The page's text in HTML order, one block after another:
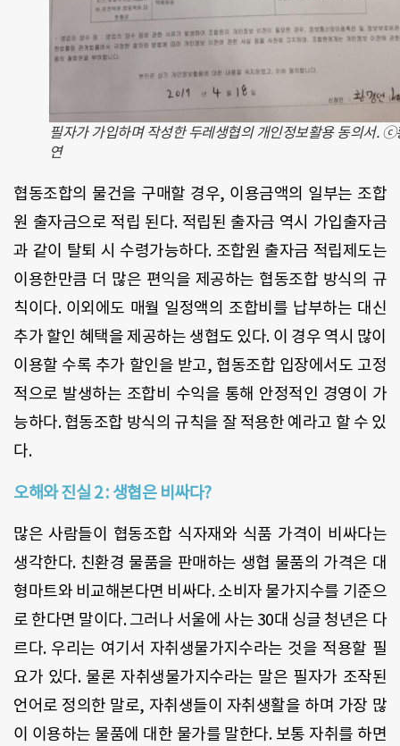
필자가 가입하며 작성한 두레생협의 개인정보활용 동의서. ⓒ
연
협동조합의 물건을 구매할 경우, 이용금액의 일부는 조합
원 출자금으로 적립 된다. 적립된 출자금 역시 가입출자금
과 같이 탈퇴 시 수령가능하다. 조합원 출자금 적립제도는
이용한만큼 더 많은 편익을 제공하는 협동조합 방식의 규
칙이다. 이외에도 매월 일정액의 조합비를 납부하는 대신
추가 할인 혜택을 제공하는 생협도 있다. 이 경우 역시 많이
이용할 수록 추가 할인을 받고, 협동조합 입장에서도 고정
적으로 발생하는 조합비 수익을 통해 안정적인 경영이 가
능하다. 협동조합 방식의 규칙을 잘 적용한 예라고 할 수 있
다.
오해와 진실 2 : 생협은 비싸다?
많은 사람들이 협동조합 식자재와 식품 가격이 비싸다는
생각한다. 친환경 물품을 판매하는 생협 물품의 가격은 대
형마트와 비교해본다면 비싸다. 소비자 물가지수를 기준으
로 한다면 말이다. 그러나 서울에 사는 30대 싱글 청년은 다
르다. 우리는 여기서 자취생물가지수라는 것을 적용할 필
요가 있다. 물론 자취생물가지수라는 말은 필자가 조작된
언어로 정의한 말로, 자취생들이 자취생활을 하며 가장 많
이 이용하는 물품에 대한 물가를 말한다. 보통 자취를 하면